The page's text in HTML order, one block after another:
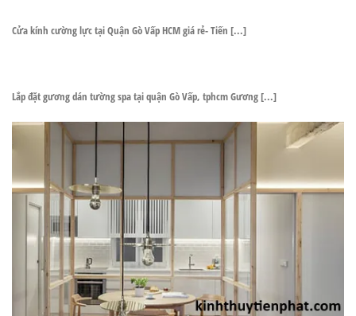
Cửa kính cường lực tại Quận Gò Vấp HCM giá rẻ- Tiến [...]
Lắp đặt gương dán tường spa tại quận Gò Vấp, tphcm Gương [...]